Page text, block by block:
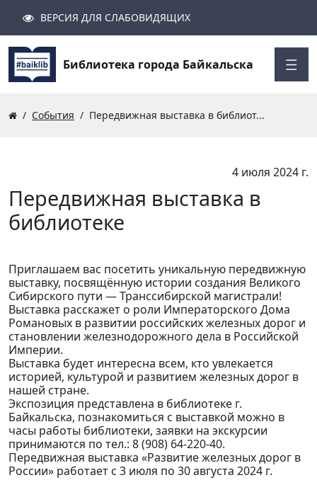
4 июля 2024 г.
Передвижная выставка в
библиотеке
Приглашаем вас посетить уникальную передвижную
выставку, посвящённую истории создания Великого
Сибирского пути — Транссибирской магистрали!
Выставка расскажет о роли Императорского Дома
Романовых в развитии российских железных дорог и
становлении железнодорожного дела в Российской
Империи.
Выставка будет интересна всем, кто увлекается
историей, культурой и развитием железных дорог в
нашей стране.
Экспозиция представлена в библиотеке г.
Байкальска, познакомиться с выставкой можно в
часы работы библиотеки, заявки на экскурсии
принимаются по тел.: 8 (908) 64-220-40.
Передвижная выставка «Развитие железных дорог в
России» работает с 3 июля по 30 августа 2024 г.
Поиск
Найти
ВЕРСИЯ ДЛЯ СЛАБОВИДЯЩИХ
Библиотека города Байкальска
События Передвижная выставка в библиот...